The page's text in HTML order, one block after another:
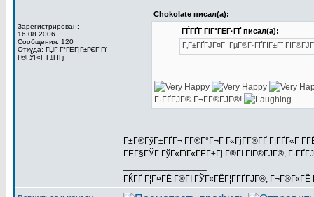
Зарегистрирован:
16.08.2006
Сообщения: 120
Откуда: ГЏГ Г°ГЁГ¦Г±ГЄГ Гї
Г®ГЎГ«Г Г±ГІГј
Chokolate писал(а):
ГЃГҐГ ГІГ°ГЁГ·ГҐ писал(а):
Г‚Г±ГҐГЈГ¤Г ГµГ®Г·ГҐГІГ±Гї
Г·ГҐГЈГ® Г¬Г­Г®ГЈГ®!
Г±Г®ГўГ±ГҐГ¬ Г­Г®Г°Г¬Г Г«ГјГ­Г®ГҐ Г¦ГҐГ«Г
ГЁГ§ГЎГ ГўГ«ГїГ«ГЁГ±Гј Г®ГІ ГІГ®ГЈГ®,
ГЌГҐ Г¦Г¤ГЁ Г®ГІ ГЎГ«ГЁГ¦Г­ГҐГЈГ®, Г¬Г®Г«ГЁ